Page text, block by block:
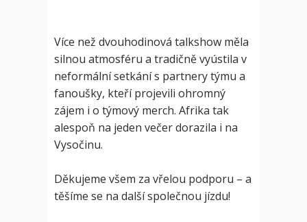
Více než dvouhodinová talkshow měla
silnou atmosféru a tradičně vyústila v
neformální setkání s partnery týmu a
fanoušky, kteří projevili ohromný
zájem i o týmový merch. Afrika tak
alespoň na jeden večer dorazila i na
Vysočinu.
Děkujeme všem za vřelou podporu – a
těšíme se na další společnou jízdu!